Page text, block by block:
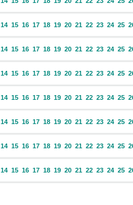
14 15 16 17 18 19 20 21 22 23 24 25
14 15 16 17 18 19 20 21 22 23 24 25
14 15 16 17 18 19 20 21 22 23 24 25
14 15 16 17 18 19 20 21 22 23 24 25
14 15 16 17 18 19 20 21 22 23 24 25
14 15 16 17 18 19 20 21 22 23 24 25
14 15 16 17 18 19 20 21 22 23 24 25